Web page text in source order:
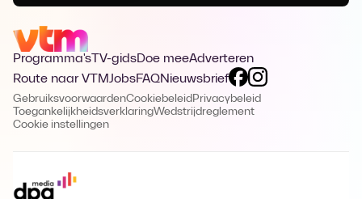
Programma's TV-gidsDoe meeAdverteren
Route naar VTMJobsFAQNieuwsbrief
GebruiksvoorwaardenCookiebeleid Privacybeleid
ToegankelijkheidsverklaringWedstrijdreglement
Cookie instellingen